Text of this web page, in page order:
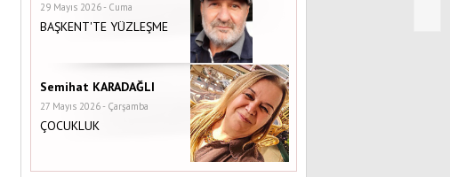
29 Mayıs 2026 - Cuma
BAŞKENT'TE YÜZLEŞME
Semihat KARADAĞLI
27 Mayıs 2026 - Çarşamba
ÇOCUKLUK